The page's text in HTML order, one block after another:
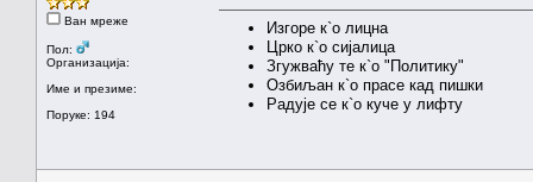
Ван мреже
Пол:
Организација:
Име и презиме:
Поруке: 194
Изгоре к`о лицна
Црко к`о сијалица
Згужваћу те к`о "Политику"
Озбиљан к`о прасе кад пишки
Радује се к`о куче у лифту